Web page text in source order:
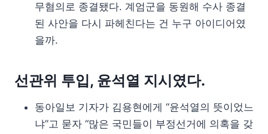
무혐의로 종결됐다. 계엄군을 동원해 수사 종결
된 사안을 다시 파헤친다는 건 누구 아이디어였
을까.
선관위 투입, 윤석열 지시였다.
동아일보 기자가 김용현에게 “윤석열의 뜻이었느
냐”고 묻자 “많은 국민들이 부정선거에 의혹을 갖